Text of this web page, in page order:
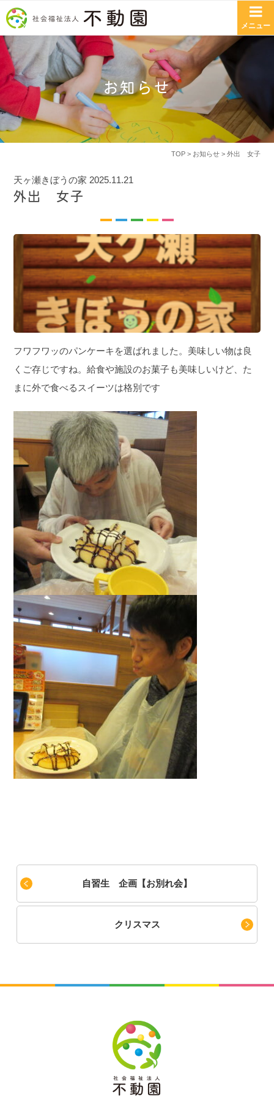
コンテンツへスキップ
お知らせ
メニュー
TOP> お知らせ> 外出 女子
天ヶ瀬きぼうの家 2025.11.21
外出 女子
フワフワッのパンケーキを選ばれました。美味しい物は良
くご存じですね。給食や施設のお菓子も美味しいけど、た
まに外で食べるスイーツは格別です
自習生 企画【お別れ会】
クリスマス